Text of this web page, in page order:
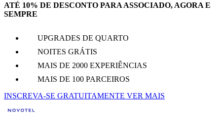
ATÉ 10% DE DESCONTO PARA ASSOCIADO, AGORA E
SEMPRE
UPGRADES DE QUARTO
NOITES GRÁTIS
MAIS DE 2000 EXPERIÊNCIAS
MAIS DE 100 PARCEIROS
INSCREVA-SE GRATUITAMENTE VER MAIS